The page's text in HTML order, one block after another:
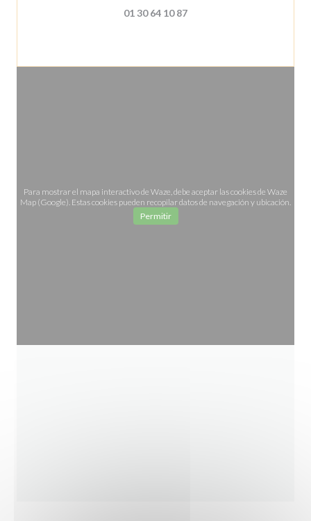
01 30 64 10 87
Para mostrar el mapa interactivo de Waze, debe aceptar las cookies de Waze
Map (Google). Estas cookies pueden recopilar datos de navegación y ubicación.
Permitir